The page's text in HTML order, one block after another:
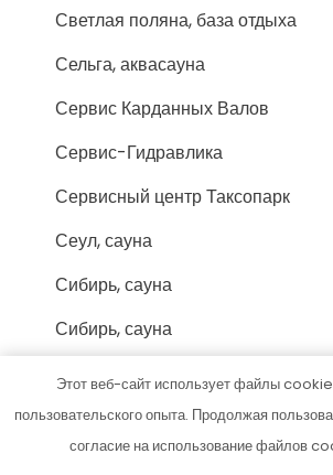
Светлая поляна, база отдыха
Сельга, аквасауна
Сервис Карданных Валов
Сервис-Гидравлика
Сервисный центр Таксопарк
Сеул, сауна
Сибирь, сауна
Сибирь, сауна
Синдбад, банный клуб
Сириус, центр кузовного
техники
Этот веб-сайт использует файлы
пользовательского опыта. Продолжая
согласие на использование файлов